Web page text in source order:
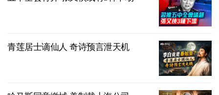
青莲居士谪仙人 奇诗预言泄天机